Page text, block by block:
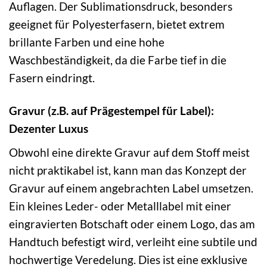
Auflagen. Der Sublimationsdruck, besonders
geeignet für Polyesterfasern, bietet extrem
brillante Farben und eine hohe
Waschbeständigkeit, da die Farbe tief in die
Fasern eindringt.
Gravur (z.B. auf Prägestempel für Label):
Dezenter Luxus
Obwohl eine direkte Gravur auf dem Stoff meist
nicht praktikabel ist, kann man das Konzept der
Gravur auf einem angebrachten Label umsetzen.
Ein kleines Leder- oder Metalllabel mit einer
eingravierten Botschaft oder einem Logo, das am
Handtuch befestigt wird, verleiht eine subtile und
hochwertige Veredelung. Dies ist eine exklusive